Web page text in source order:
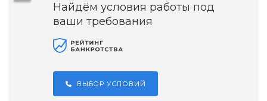
Найдём условия работы под
ваши требования
ВЫБОР УСЛОВИЙ